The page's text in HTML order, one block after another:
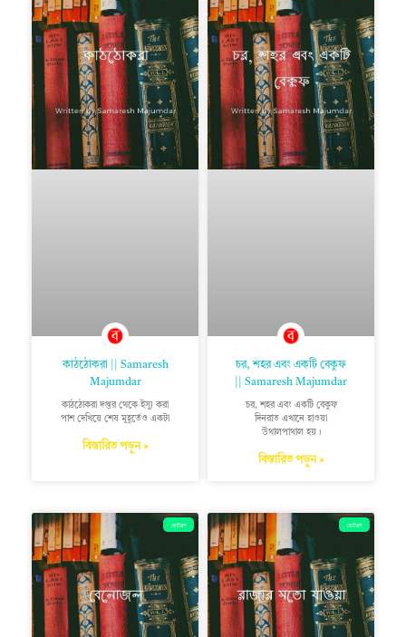
কাঠঠোকরা || Samaresh
Majumdar
কাঠঠোকরা দপ্তর থেকে ইস্যু করা
পাশ দেখিয়ে শেষ মুহূর্তেও একটা
বিস্তারিত পড়ুন »
চর, শহর এবং একটি বেকুফ
|| Samaresh Majumdar
চর, শহর এবং একটি বেকুফ
দিনরাত এখানে হাওয়া
উথালপাথাল হয়।
বিস্তারিত পড়ুন »
ছোটগল্প ছোটগল্প